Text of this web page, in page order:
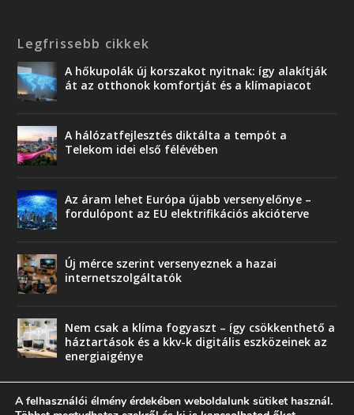
Legfrissebb cikkek
A hőkupolák új korszakot nyitnak: így alakítják
át az otthonok komfortját és a klímapiacot
A hálózatfejlesztés diktálta a tempót a
Telekom idei első félévében
Az áram lehet Európa újabb versenyelőnye –
fordulópont az EU elektrifikációs akcióterve
Új mérce szerint versenyeznek a hazai
internetszolgáltatók
Nem csak a klíma fogyaszt – így csökkenthető a
háztartások és a kkv-k digitális eszközeinek az
energiaigénye
A felhasználói élmény érdekében weboldalunk sütiket használ.